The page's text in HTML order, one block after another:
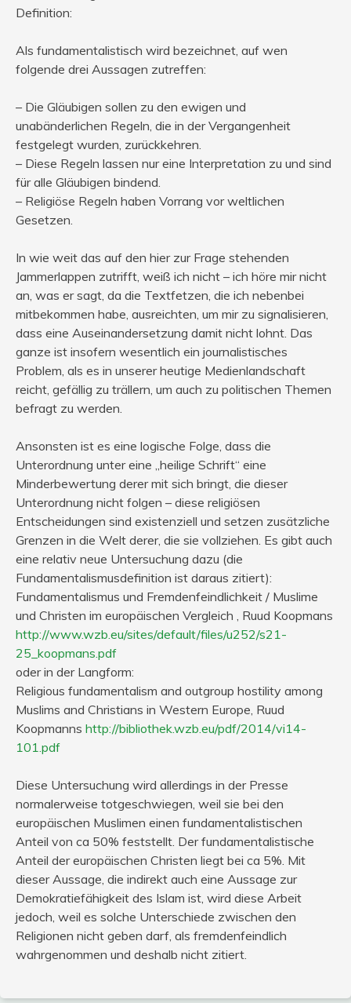
Definition:
Als fundamentalistisch wird bezeichnet, auf wen
folgende drei Aussagen zutreffen:
– Die Gläubigen sollen zu den ewigen und
unabänderlichen Regeln, die in der Vergangenheit
festgelegt wurden, zurückkehren.
– Diese Regeln lassen nur eine Interpretation zu und sind
für alle Gläubigen bindend.
– Religiöse Regeln haben Vorrang vor weltlichen
Gesetzen.
In wie weit das auf den hier zur Frage stehenden
Jammerlappen zutrifft, weiß ich nicht – ich höre mir nicht
an, was er sagt, da die Textfetzen, die ich nebenbei
mitbekommen habe, ausreichten, um mir zu signalisieren,
dass eine Auseinandersetzung damit nicht lohnt. Das
ganze ist insofern wesentlich ein journalistisches
Problem, als es in unserer heutige Medienlandschaft
reicht, gefällig zu trällern, um auch zu politischen Themen
befragt zu werden.
Ansonsten ist es eine logische Folge, dass die
Unterordnung unter eine „heilige Schrift“ eine
Minderbewertung derer mit sich bringt, die dieser
Unterordnung nicht folgen – diese religiösen
Entscheidungen sind existenziell und setzen zusätzliche
Grenzen in die Welt derer, die sie vollziehen. Es gibt auch
eine relativ neue Untersuchung dazu (die
Fundamentalismusdefinition ist daraus zitiert):
Fundamentalismus und Fremdenfeindlichkeit / Muslime
und Christen im europäischen Vergleich , Ruud Koopmans
http://www.wzb.eu/sites/default/files/u252/s21-
25_koopmans.pdf
oder in der Langform:
Religious fundamentalism and outgroup hostility among
Muslims and Christians in Western Europe, Ruud
Koopmanns http://bibliothek.wzb.eu/pdf/2014/vi14-
101.pdf
Diese Untersuchung wird allerdings in der Presse
normalerweise totgeschwiegen, weil sie bei den
europäischen Muslimen einen fundamentalistischen
Anteil von ca 50% feststellt. Der fundamentalistische
Anteil der europäischen Christen liegt bei ca 5%. Mit
dieser Aussage, die indirekt auch eine Aussage zur
Demokratiefähigkeit des Islam ist, wird diese Arbeit
jedoch, weil es solche Unterschiede zwischen den
Religionen nicht geben darf, als fremdenfeindlich
wahrgenommen und deshalb nicht zitiert.